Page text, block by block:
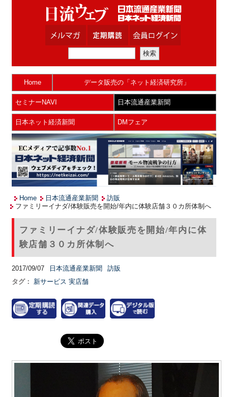
Home データ販売の「ネット経済研究所」
セミナーNAVI 日本流通産業新聞
日本ネット経済新聞 DMフェア
Home 日本流通産業新聞
訪販
ファミリーイナダ/体験販売を開始/年内に体験店舗３０カ所体制へ
ファミリーイナダ/体験販売を開始/年内に体
験店舗３０カ所体制へ
2017/09/07 日本流通産業新聞
訪販
タグ：
新サービス 実店舗